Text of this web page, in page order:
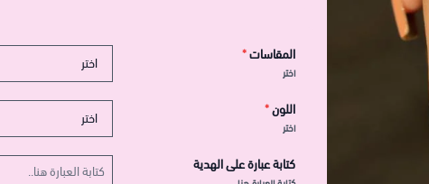
المقاسات*
اختر
اللون*
اختر
كتابة عبارة على الهدية